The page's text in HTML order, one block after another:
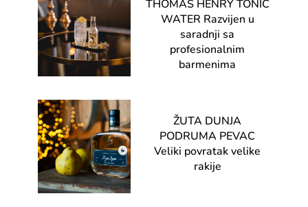
THOMAS HENRY TONIC
WATER Razvijen u
saradnji sa
profesionalnim
barmenima
ŽUTA DUNJA
PODRUMA PEVAC
Veliki povratak velike
rakije